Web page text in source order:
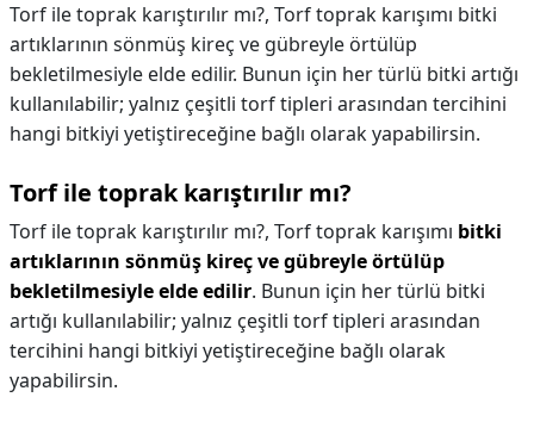
Torf ile toprak karıştırılır mı?, Torf toprak karışımı bitki
artıklarının sönmüş kireç ve gübreyle örtülüp
bekletilmesiyle elde edilir. Bunun için her türlü bitki artığı
kullanılabilir; yalnız çeşitli torf tipleri arasından tercihini
hangi bitkiyi yetiştireceğine bağlı olarak yapabilirsin.
Torf ile toprak karıştırılır mı?
Torf ile toprak karıştırılır mı?, Torf toprak karışımı bitki
artıklarının sönmüş kireç ve gübreyle örtülüp
bekletilmesiyle elde edilir. Bunun için her türlü bitki
artığı kullanılabilir; yalnız çeşitli torf tipleri arasından
tercihini hangi bitkiyi yetiştireceğine bağlı olarak
yapabilirsin.